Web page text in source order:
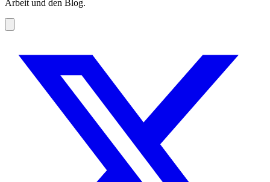
Arbeit und den Blog.